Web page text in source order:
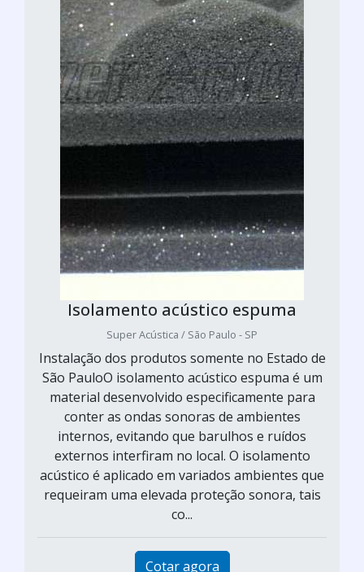
Isolamento acústico espuma
Super Acústica / São Paulo - SP
Instalação dos produtos somente no Estado de
São PauloO isolamento acústico espuma é um
material desenvolvido especificamente para
conter as ondas sonoras de ambientes
internos, evitando que barulhos e ruídos
externos interfiram no local. O isolamento
acústico é aplicado em variados ambientes que
requeiram uma elevada proteção sonora, tais
co...
Cotar agora